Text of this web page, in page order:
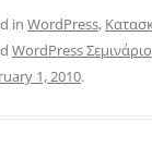
in WordPress,
WordPress Σεμινάριο
1, 2010.